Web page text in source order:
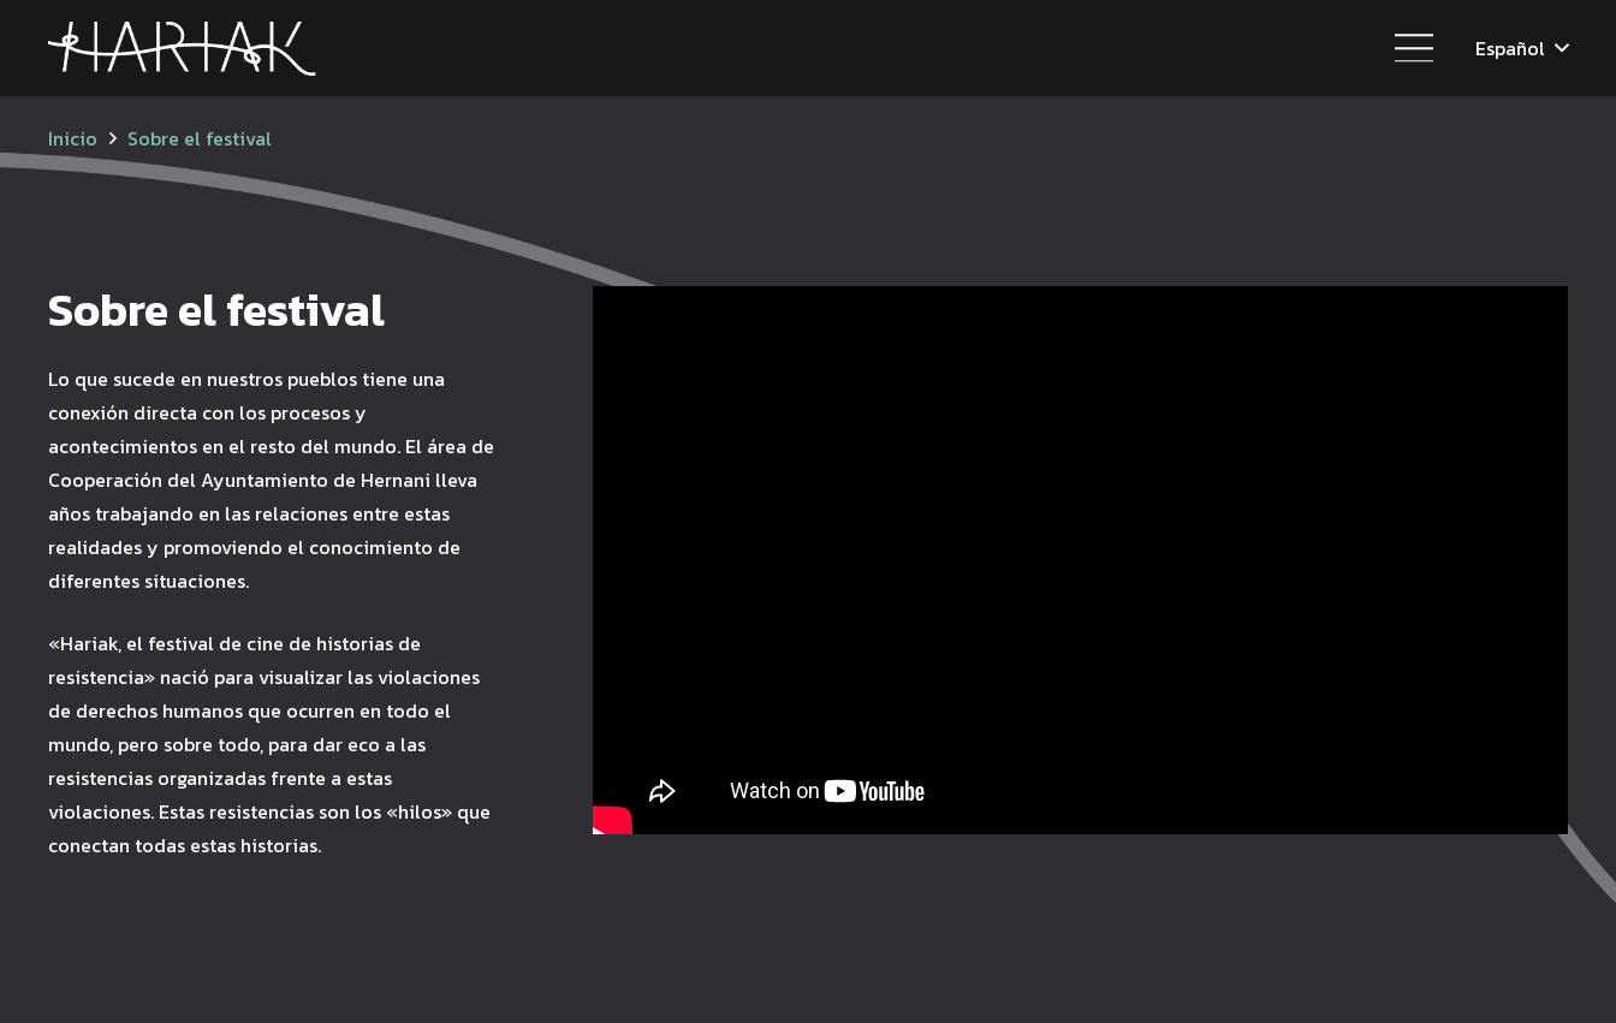
Español
Inicio Sobre el festival
Sobre el festival
Lo que sucede en nuestros pueblos tiene una
conexión directa con los procesos y
acontecimientos en el resto del mundo. El área de
Cooperación del Ayuntamiento de Hernani lleva
años trabajando en las relaciones entre estas
realidades y promoviendo el conocimiento de
diferentes situaciones.
«Hariak, el festival de cine de historias de
resistencia» nació para visualizar las violaciones
de derechos humanos que ocurren en todo el
mundo, pero sobre todo, para dar eco a las
resistencias organizadas frente a estas
violaciones. Estas resistencias son los «hilos» que
conectan todas estas historias.